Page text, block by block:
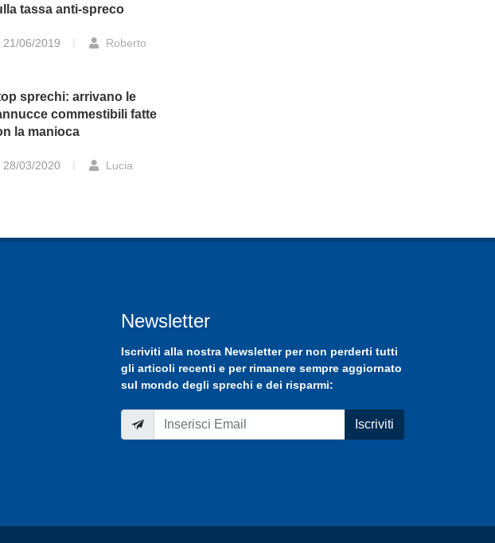
tassa anti-spreco
21/06/2019 Roberto
sprechi: arrivano le
commestibili fatte
la manioca
28/03/2020 Lucia
Newsletter
Iscriviti alla nostra Newsletterper non perderti tutti
gli articoli recenti e per rimanere sempre aggiornato
sul mondo degli sprechi e dei risparmi:
Iscriviti